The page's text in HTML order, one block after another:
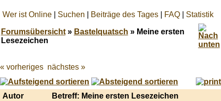
Wer ist Online Suchen Beiträge des Tages FAQ Statistik
Forumsübersicht» Bastelquatsch » Meine ersten
Lesezeichen
Best
online
live
casino
« vorheriges nächstes »
Autor
Betreff: Meine ersten Lesezeichen